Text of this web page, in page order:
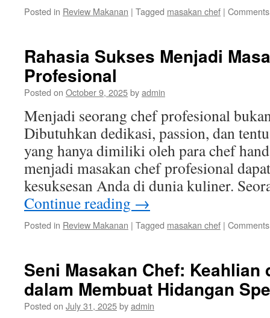
Posted in Review Makanan | Tagged masakan chef |
Rahasia Sukses Menjadi
Profesional
Posted on October 9, 2025byadmin
Menjadi seorang chef profesional
Dibutuhkan dedikasi, passion, dan
yang hanya dimiliki oleh para chef
menjadi masakan chef profesional
kesuksesan Anda di dunia kuliner.
Continue reading →
Posted in Review Makanan | Tagged masakan chef |
Seni Masakan Chef:
dalam Membuat Hidangan
Posted on July 31, 2025byadmin